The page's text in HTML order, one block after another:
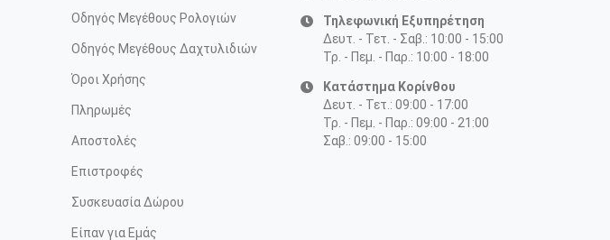
Οδηγός Μεγέθους Ρολογιών
Οδηγός Μεγέθους Δαχτυλιδιών
Όροι Χρήσης
Πληρωμές
Αποστολές
Επιστροφές
Συσκευασία Δώρου
Είπαν για Εμάς
Τηλεφωνική Εξυπηρέτηση
Δευτ. - Τετ. - Σαβ.: 10:00 - 15:00
Τρ. - Πεμ. - Παρ.: 10:00 - 18:00
Κατάστημα Κορίνθου
Δευτ. - Τετ.: 09:00 - 17:00
Τρ. - Πεμ. - Παρ.: 09:00 - 21:00
Σαβ.: 09:00 - 15:00